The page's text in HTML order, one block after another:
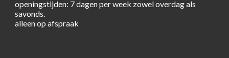
openingstijden: 7 dagen per week zowel overdag als
savonds.
alleen op afspraak